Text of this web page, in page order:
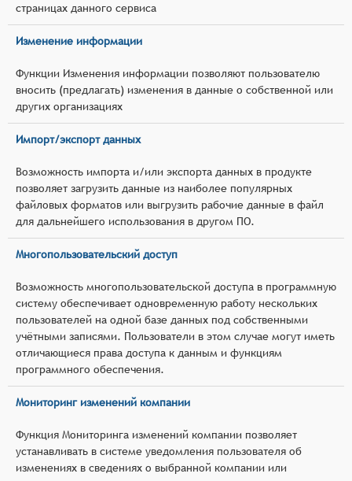
страницах данного сервиса
Изменение информации
Функции Изменения информации позволяют пользователю
вносить (предлагать) изменения в данные о собственной или
других организациях
Импорт/экспорт данных
Возможность импорта и/или экспорта данных в продукте
позволяет загрузить данные из наиболее популярных
файловых форматов или выгрузить рабочие данные в файл
для дальнейшего использования в другом ПО.
Многопользовательский доступ
Возможность многопользовательской доступа в программную
систему обеспечивает одновременную работу нескольких
пользователей на одной базе данных под собственными
учётными записями. Пользователи в этом случае могут иметь
отличающиеся права доступа к данным и функциям
программного обеспечения.
Мониторинг изменений компании
Функция Мониторинга изменений компании позволяет
устанавливать в системе уведомления пользователя об
изменениях в сведениях о выбранной компании или